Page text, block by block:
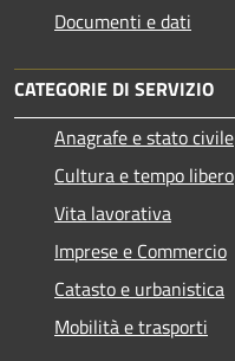
Documenti e dati
CATEGORIE DI SERVIZIO
Anagrafe e stato civile
Cultura e tempo libero
Vita lavorativa
Imprese e Commercio
Catasto e urbanistica
Mobilità e trasporti